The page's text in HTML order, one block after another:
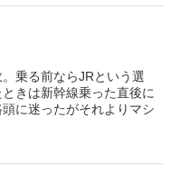
乗る前ならJRという選
きは新幹線乗った直後に
に迷ったがそれよりマシ